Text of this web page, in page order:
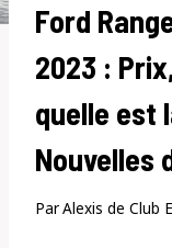
Ford
2023 :
quelle est
Nouvelles
ParAlexis de Club